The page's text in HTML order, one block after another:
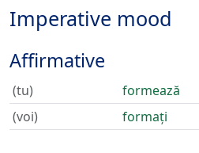
Imperative mood
Affirmative
(tu)
formează
(voi)
formați